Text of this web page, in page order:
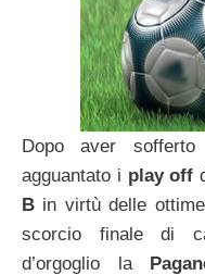
Dopo aver
agguantato i play off
B in virtù delle
scorcio finale di
d’orgoglio la